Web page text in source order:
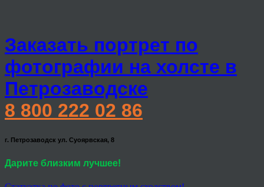
Заказать портрет по
фотографии на холсте в
Петрозаводске
8 800 222 02 86
г. Петрозаводск ул. Суоярвская, 8
Дарите близким лучшее!